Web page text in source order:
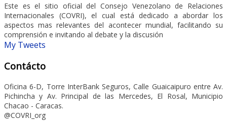
Este es el sitio oficial del Consejo Venezolano de Relaciones
Internacionales (COVRI), el cual está dedicado a abordar los
aspectos mas relevantes del acontecer mundial, facilitando su
comprensión e invitando al debate y la discusión
My Tweets
Contácto
Oficina 6-D, Torre InterBank Seguros, Calle Guaicaipuro entre Av.
Pichincha y Av. Principal de las Mercedes, El Rosal, Municipio
Chacao - Caracas.
@COVRI_org